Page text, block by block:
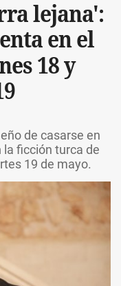
lejana':
en el
18 y
de casarse en
ficción turca de
19 de mayo.